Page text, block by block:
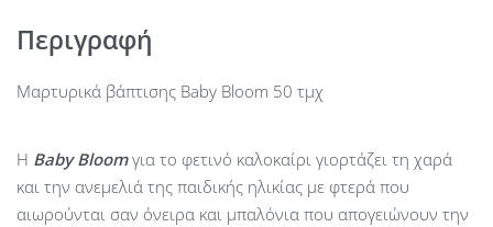
Περιγραφή
Μαρτυρικά βάπτισης Baby Bloom 50 τμχ
Η Baby Bloom για το φετινό καλοκαίρι γιορτάζει τη χαρά
και την ανεμελιά της παιδικής ηλικίας με φτερά που
αιωρούνται σαν όνειρα και μπαλόνια που απογειώνουν την